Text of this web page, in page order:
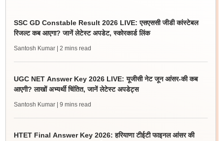
SSC GD Constable Result 2026 LIVE: एसएससी जीडी कांस्टेबल
रिजल्ट कब आएगा? जानें लेटेस्ट अपडेट, स्कोरकार्ड लिंक
Santosh Kumar | 2 mins read
UGC NET Answer Key 2026 LIVE: यूजीसी नेट जून आंसर-की कब
आएगी? लाखों अभ्यर्थी चिंतित, जानें लेटेस्ट अपडेट्स
Santosh Kumar | 9 mins read
HTET Final Answer Key 2026: हरियाणा टीईटी फाइनल आंसर की